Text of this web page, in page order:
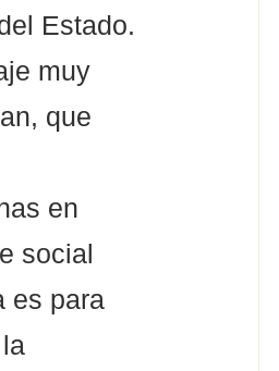
Estado.
muy
que
en
social
es para